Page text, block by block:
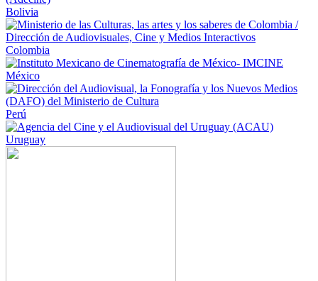
Bolivia
Colombia
México
Perú
Uruguay